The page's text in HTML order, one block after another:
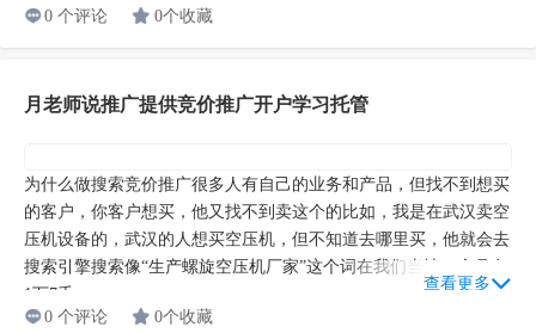
0 个评论
0个收藏
月老师说推广提供竞价推广开户学习托管
为什么做搜索竞价推广很多人有自己的业务和产品，但找不到想买
的客户，你客户想买，他又找不到卖这个的比如，我是在武汉卖空
压机设备的，武汉的人想买空压机，但不知道去哪里买，他就会去
搜索引擎搜索像“生产螺旋空压机厂家”这个词在我们当地一个月有
1万7千...
查看更多
0 个评论
0个收藏